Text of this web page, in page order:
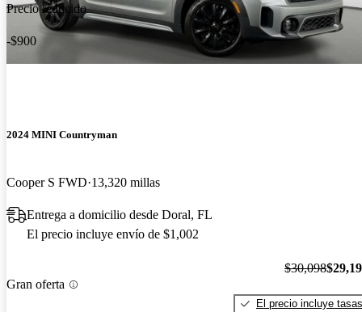
Precio reducido
-$900
2024 MINI Countryman
Cooper S FWD 13,320 millas
Entrega a domicilio desde Doral, FL
El precio incluye envío de $1,002
Gran oferta
$30,098
El precio incluye tasas